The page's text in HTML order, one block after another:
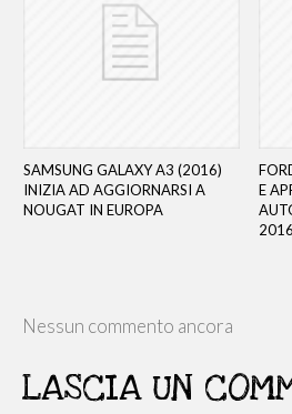
SAMSUNG GALAXY A3 (2016)
INIZIA AD AGGIORNARSI A
NOUGAT IN EUROPA
E
2016
Nessun commento ancora
LASCIA UN